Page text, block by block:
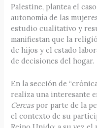
Palestine, plantea el
autonomía de las
estudio cualitativo y
manifiestan que la
de hijos y el estado
de decisiones del hogar.
En la sección de
realiza una interesante
Cercas por parte de la
el contexto de su